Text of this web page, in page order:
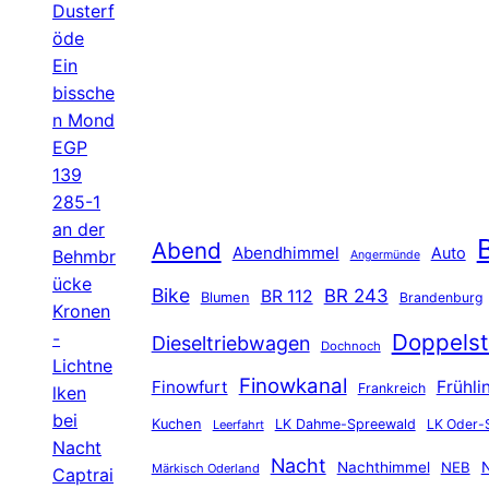
Dusterf
öde
Ein
bissche
n Mond
EGP
139
285-1
an der
Behmbr
ücke
Kronen
-
Lichtne
lken
bei
Nacht
Captrai
Abend Abendhimmel Angermünde Auto
Bike Blumen BR 112 BR 243 Brandenburg
Dieseltriebwagen Dochnoch
Finowfurt Finowkanal Frankreich
Kuchen Leerfahrt LK Dahme-Spreewald LK Oder-
Märkisch Oderland Nacht Nachthimmel NEB